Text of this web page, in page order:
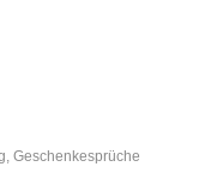
Geschenkesprüche